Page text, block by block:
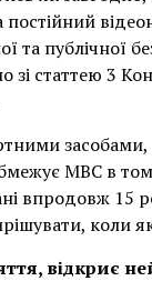
та
статтею 3
засобами,
МВС в
впродовж 15
коли
відкриє